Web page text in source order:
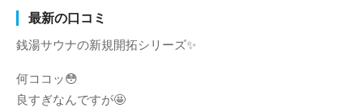
最新の口コミ
銭湯サウナの新規開拓シリーズ✨
何ココッ😳
良すぎなんですが🤩